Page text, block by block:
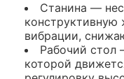
Станина —
конструктивную
вибрации,
Рабочий стол
которой